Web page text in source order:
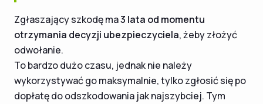
Zgłaszający szkodę ma3 lata od momentu
otrzymania decyzji ubezpieczyciela, żeby złożyć
odwołanie.
To bardzo dużo czasu, jednak nie należy
wykorzystywać go maksymalnie, tylko zgłosić się po
dopłatę do odszkodowania jak najszybciej. Tym